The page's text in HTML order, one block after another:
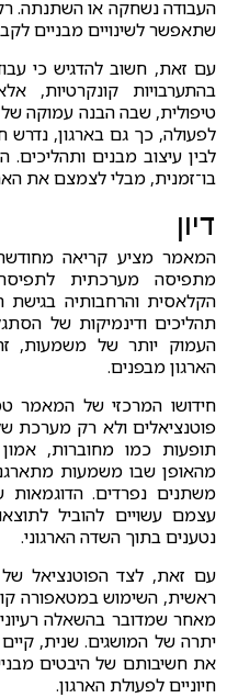
העבודה נשחקה או השתנתה.
שתאפשר לשינויים מבניים
עם זאת, חשוב להדגיש כי
בהתערבויות קונקרטיות,
טיפולית, שבה הבנה עמוקה
לפעולה, כך גם בארגון, נדרש
לבין עיצוב מבנים
בו־זמנית, מבלי לצמצם את
דיון
המאמר מציע קריאה
מתפיסה מערכתית
הקלאסית והרחבותיה
תהליכים ודינמיקות של
העמוק יותר של משמעות,
הארגון מבפנים.
חידושו המרכזי של המאמר
פוטנציאלים ולא רק מערכת
תופעות כמו מחוברות,
מהאופן שבו משמעות
משתנים נפרדים.
עצמם עשויים להוביל
נטענים בתוך השדה הארגוני.
עם זאת, לצד הפוטנציאל של
ראשית, השימוש במטאפורה
מאחר שמדובר בהשאלה
יתרה של המושגים. שנית,
את חשיבותם של היבטים
חיוניים לפעולת הארגון.